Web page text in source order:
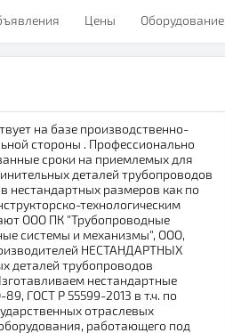
Цены Оборудование
на базе производственно-
стороны . Профессионально
сроки на приемлемых для
деталей трубопроводов
нестандартных размеров как по
технологическим
ООО ПК "Трубопроводные
системы и механизмы", ООО,
НЕСТАНДАРТНЫХ
деталей трубопроводов
нестандартные
ГОСТ Р 55599-2013 в т.ч. по
отраслевых
работающего под